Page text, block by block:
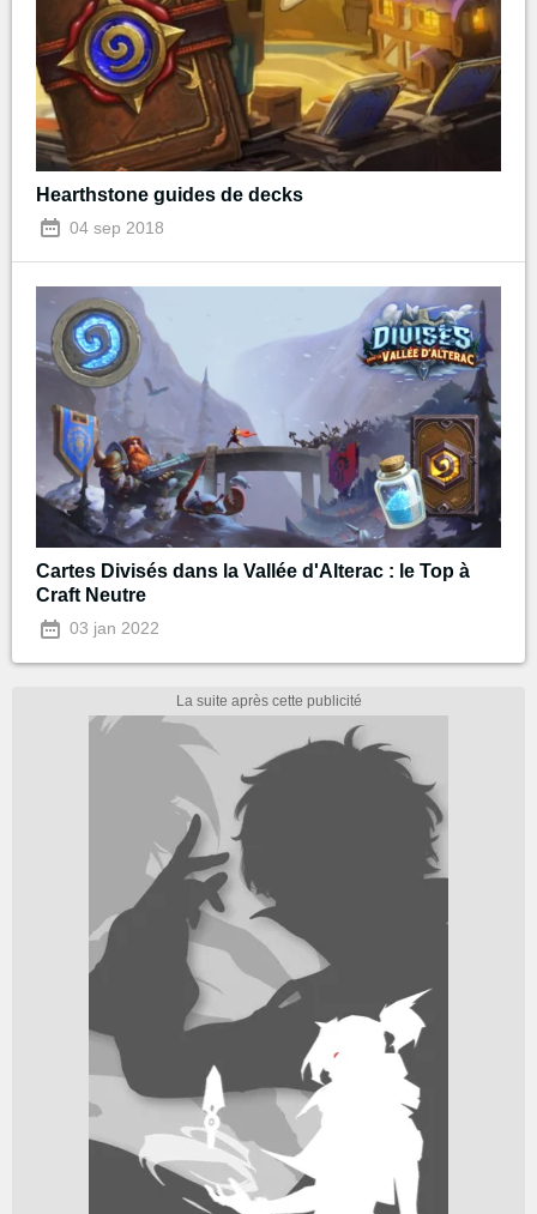
Hearthstone guides de decks
04 sep 2018
Cartes Divisés dans la Vallée d'Alterac : le Top à
Craft Neutre
03 jan 2022